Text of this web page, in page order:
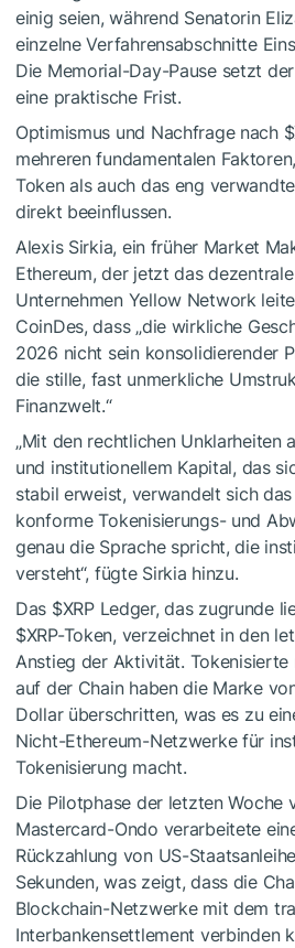
einig seien, während Senatorin
einzelne Verfahrensabschnitte
Die Memorial-Day-Pause setzt
eine praktische Frist.
Optimismus und Nachfrage nach
mehreren fundamentalen
Token als auch das eng
direkt beeinflussen.
Alexis Sirkia, ein früher Market
Ethereum, der jetzt das
Unternehmen Yellow Network
CoinDes, dass „die wirkliche
2026 nicht sein konsolidierender
die stille, fast unmerkliche
Finanzwelt.“
„Mit den rechtlichen Unklarheiten
und institutionellem Kapital, das
stabil erweist, verwandelt sich das
konforme Tokenisierungs- und
genau die Sprache spricht, die
versteht“, fügte Sirkia hinzu.
Das $XRPLedger, das zugrunde
$XRP-Token, verzeichnet in den
Anstieg der Aktivität. Tokenisierte
auf der Chain haben die Marke
Dollar überschritten, was es zu
Nicht-Ethereum-Netzwerke für
Tokenisierung macht.
Die Pilotphase der letzten Woche
Mastercard-Ondo verarbeitete
Rückzahlung von US-
Sekunden, was zeigt, dass die
Blockchain-Netzwerke mit dem
Interbankensettlement verbinden